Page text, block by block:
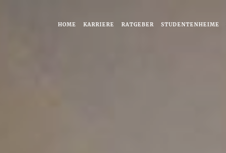
HOME KARRIERE RATGEBER STUDENTENHEIME